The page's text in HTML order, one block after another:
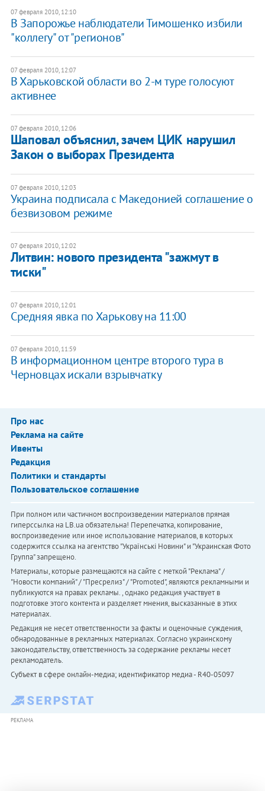
07 февраля 2010, 12:10
В Запорожье наблюдатели Тимошенко избили
"коллегу" от "регионов"
07 февраля 2010, 12:07
В Харьковской области во 2-м туре голосуют
активнее
07 февраля 2010, 12:06
Шаповал объяснил, зачем ЦИК нарушил
Закон о выборах Президента
07 февраля 2010, 12:03
Украина подписала с Македонией соглашение о
безвизовом режиме
07 февраля 2010, 12:02
Литвин: нового президента "зажмут в
тиски"
07 февраля 2010, 12:01
Средняя явка по Харькову на 11:00
07 февраля 2010, 11:59
В информационном центре второго тура в
Черновцах искали взрывчатку
Про нас
Реклама на сайте
Ивенты
Редакция
Политики и стандарты
Пользовательское соглашение
При полном или частичном воспроизведении материалов прямая
гиперссылка на LB.ua обязательна! Перепечатка, копирование,
воспроизведение или иное использование материалов, в которых
содержится ссылка на агентство "Українськi Новини" и "Украинская Фото
Группа" запрещено.
Материалы, которые размещаются на сайте с меткой "Реклама" /
"Новости компаний" / "Пресрелиз" / "Promoted", являются рекламными и
публикуются на правах рекламы. , однако редакция участвует в
подготовке этого контента и разделяет мнения, высказанные в этих
материалах.
Редакция не несет ответственности за факты и оценочные суждения,
обнародованные в рекламных материалах. Согласно украинскому
законодательству, ответственность за содержание рекламы несет
рекламодатель.
Субъект в сфере онлайн-медиа; идентификатор медиа - R40-05097
РЕКЛАМА